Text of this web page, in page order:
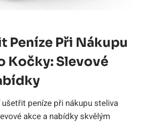
Peníze Při Nákupu
Kočky: Slevové
peníze při nákupu steliva
akce a nabídky skvělým